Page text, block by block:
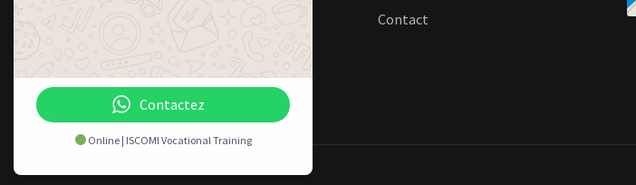
Contact
Contactez
Online | ISCOMI Vocational Training